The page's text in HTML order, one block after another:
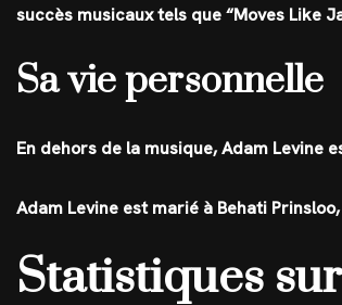
succès musicaux tels que “Moves Like
Sa vie personnelle
En dehors de la musique, Adam Levine
Adam Levine est marié à Behati
Statistiques